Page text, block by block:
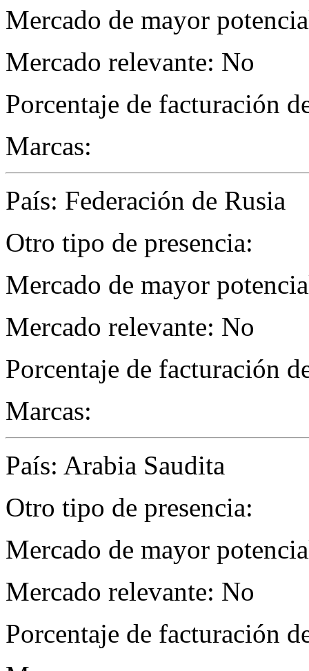
Mercado de mayor
Mercado relevante: No
Porcentaje de facturación
Marcas:
País: Federación de Rusia
Otro tipo de presencia:
Mercado de mayor
Mercado relevante: No
Porcentaje de facturación
Marcas:
País: Arabia Saudita
Otro tipo de presencia:
Mercado de mayor
Mercado relevante: No
Porcentaje de facturación